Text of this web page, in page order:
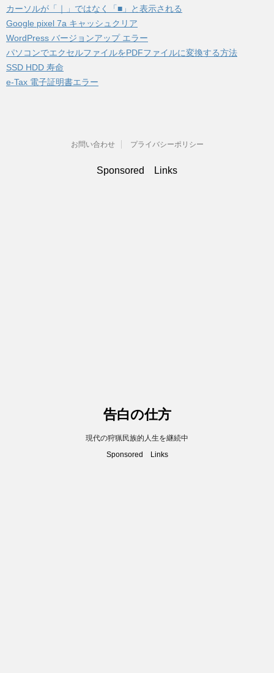
カーソルが「｜」ではなく「■」と表示される
Google pixel 7a キャッシュクリア
WordPress バージョンアップ エラー
パソコンでエクセルファイルをPDFファイルに変換する方法
SSD HDD 寿命
e-Tax 電子証明書エラー
お問い合わせ プライバシーポリシー
Sponsored Links
告白の仕方
現代の狩猟民族的人生を継続中
Sponsored Links